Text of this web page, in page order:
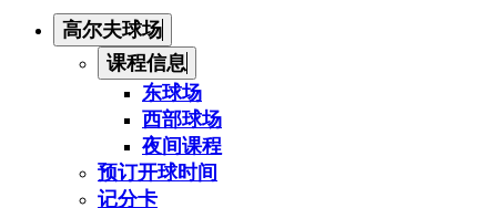
高尔夫球场
课程信息
东球场
西部球场
夜间课程
预订开球时间
记分卡